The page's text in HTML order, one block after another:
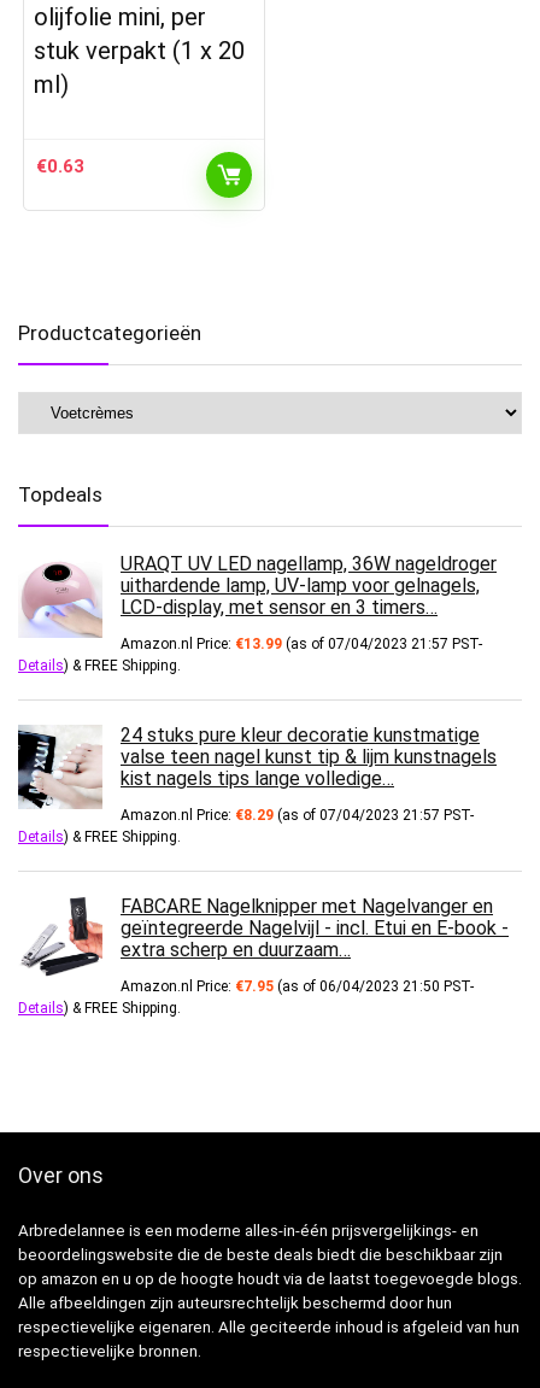
olijfolie mini, per
stuk verpakt (1 x 20
ml)
€0.63
Productcategorieën
Topdeals
URAQT UV LED nagellamp, 36W nageldroger
uithardende lamp, UV-lamp voor gelnagels,
LCD-display, met sensor en 3 timers…
Amazon.nl Price: €13.99 (as of 07/04/2023 21:57 PST-
Details) & FREE Shipping.
24 stuks pure kleur decoratie kunstmatige
valse teen nagel kunst tip & lijm kunstnagels
kist nagels tips lange volledige…
Amazon.nl Price: €8.29 (as of 07/04/2023 21:57 PST-
Details) & FREE Shipping.
FABCARE Nagelknipper met Nagelvanger en
geïntegreerde Nagelvijl - incl. Etui en E-book -
extra scherp en duurzaam…
Amazon.nl Price: €7.95 (as of 06/04/2023 21:50 PST-
Details) & FREE Shipping.
Over ons
Arbredelannee is een moderne alles-in-één prijsvergelijkings- en
beoordelingswebsite die de beste deals biedt die beschikbaar zijn
op amazon en u op de hoogte houdt via de laatst toegevoegde blogs.
Alle afbeeldingen zijn auteursrechtelijk beschermd door hun
respectievelijke eigenaren. Alle geciteerde inhoud is afgeleid van hun
respectievelijke bronnen.